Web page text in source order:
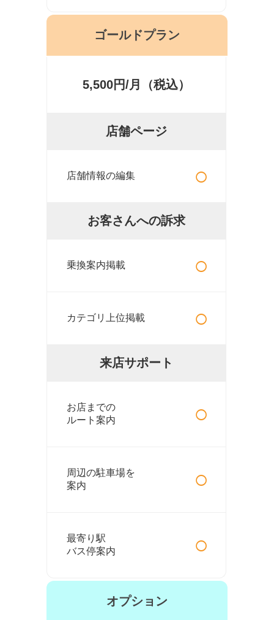
ゴールドプラン
5,500円/月（税込）
店舗ページ
店舗情報の編集 ○
お客さんへの訴求
乗換案内掲載 ○
カテゴリ上位掲載 ○
来店サポート
お店までの
ルート案内
○
周辺の駐車場を
案内
○
最寄り駅
バス停案内
○
オプション